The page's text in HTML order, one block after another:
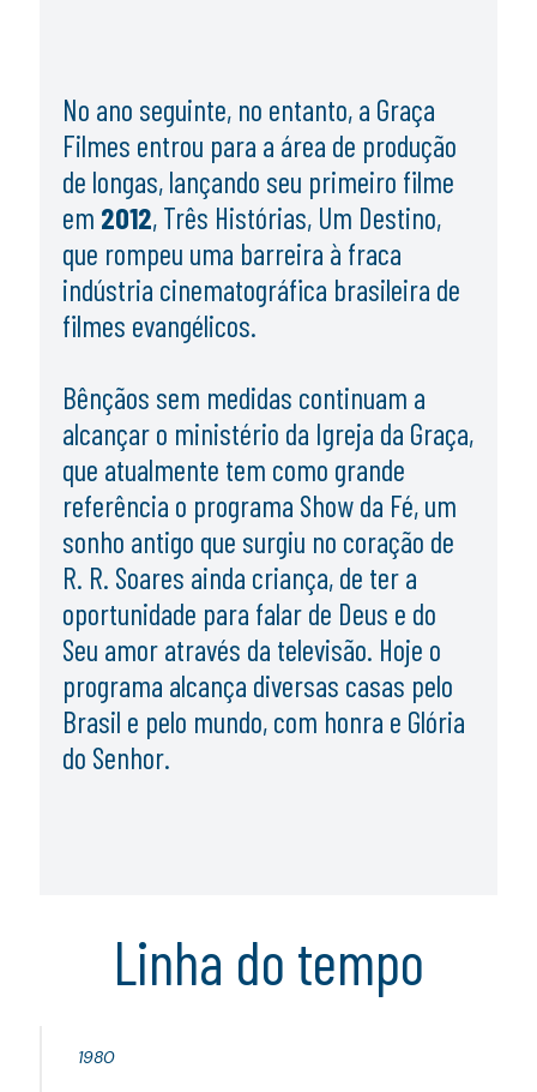
No ano seguinte, no entanto, a Graça
Filmes entrou para a área de produção
de longas, lançando seu primeiro filme
em 2012, Três Histórias, Um Destino,
que rompeu uma barreira à fraca
indústria cinematográfica brasileira de
filmes evangélicos.
Bênçãos sem medidas continuam a
alcançar o ministério da Igreja da Graça,
que atualmente tem como grande
referência o programa Show da Fé, um
sonho antigo que surgiu no coração de
R. R. Soares ainda criança, de ter a
oportunidade para falar de Deus e do
Seu amor através da televisão. Hoje o
programa alcança diversas casas pelo
Brasil e pelo mundo, com honra e Glória
do Senhor.
Linha do tempo
1980